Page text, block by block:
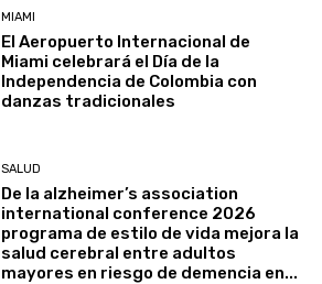
MIAMI
El Aeropuerto Internacional de
Miami celebrará el Día de la
Independencia de Colombia con
danzas tradicionales
SALUD
De la alzheimer’s association
international conference 2026
programa de estilo de vida mejora la
salud cerebral entre adultos
mayores en riesgo de demencia en...